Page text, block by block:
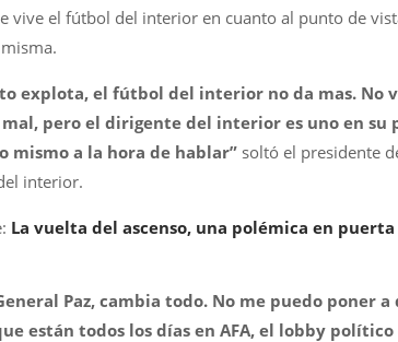
vive el fútbol del interior en cuanto al punto de
explota, el fútbol del interior no da mas. No
pero el dirigente del interior es uno en su
mismo a la hora de hablar” soltó el presidente
interior.
La vuelta del ascenso, una polémica en puerta
Paz, cambia todo. No me puedo poner
están todos los días en AFA, el lobby